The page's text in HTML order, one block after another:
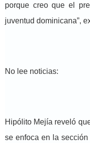
porque creo que el
juventud dominicana”,
No lee noticias:
Hipólito Mejía reveló
se enfoca en la